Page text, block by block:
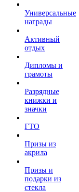
Универсальные
награды
Активный
отдых
Дипломы и
грамоты
Разрядные
книжки и
значки
ГТО
Призы из
акрила
Призы и
подарки из
стекла